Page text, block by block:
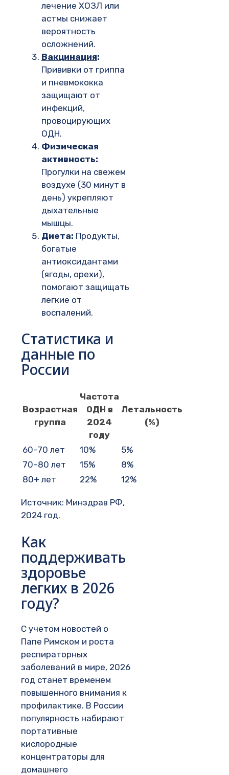
лечение ХОЗЛ или
астмы снижает
вероятность
осложнений.
Вакцинация:
Прививки от гриппа
и пневмококка
защищают от
инфекций,
провоцирующих
ОДН.
Физическая
активность:
Прогулки на свежем
воздухе (30 минут в
день) укрепляют
дыхательные
мышцы.
Диета: Продукты,
богатые
антиоксидантами
(ягоды, орехи),
помогают защищать
легкие от
воспалений.
Статистика и
данные по
России
Возрастная
группа
Частота
ОДН в
2024
году
Летальность
(%)
60–70 лет 10%
5%
70–80 лет
15%
8%
80+ лет
22% 12%
Источник: Минздрав РФ,
2024 год.
Как
поддерживать
здоровье
легких в 2026
году?
С учетом новостей о
Папе Римском и роста
респираторных
заболеваний в мире, 2026
год станет временем
повышенного внимания к
профилактике. В России
популярность набирают
портативные
кислородные
концентраторы для
домашнего